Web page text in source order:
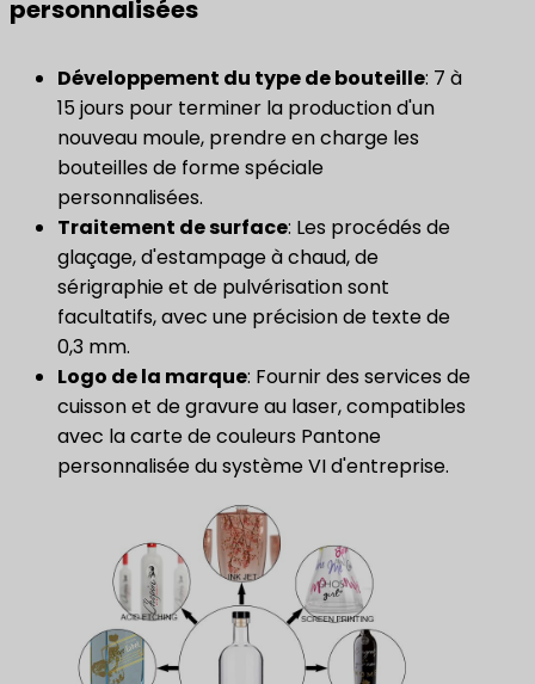
personnalisées
Développement du type de bouteille: 7 à
15 jours pour terminer la production d'un
nouveau moule, prendre en charge les
bouteilles de forme spéciale
personnalisées.
Traitement de surface: Les procédés de
glaçage, d'estampage à chaud, de
sérigraphie et de pulvérisation sont
facultatifs, avec une précision de texte de
0,3 mm.
Logo de la marque: Fournir des services de
cuisson et de gravure au laser, compatibles
avec la carte de couleurs Pantone
personnalisée du système VI d'entreprise.